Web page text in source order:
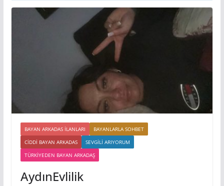
BAYAN ARKADAS ILANLARI
BAYANLARLA SOHBET
CIDDI BAYAN ARKADAS
SEVGILI ARIYORUM
TÜRKIYEDEN BAYAN ARKADAŞ
AydınEvlilik